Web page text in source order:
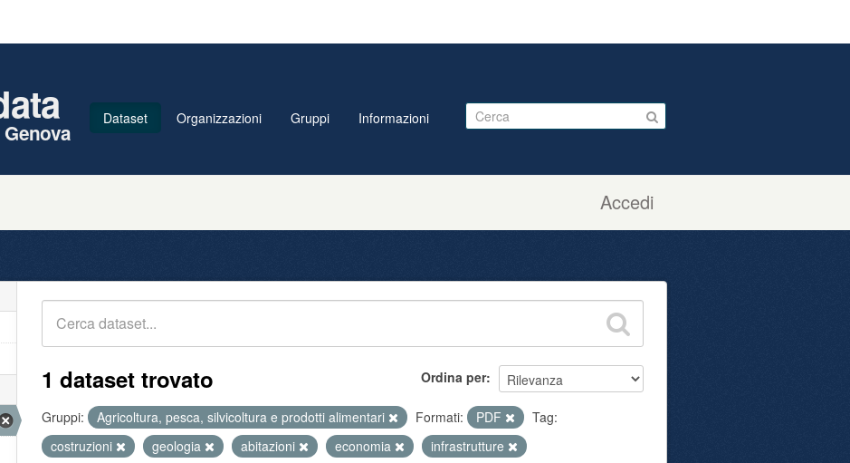
Accedi
Dataset Organizzazioni Gruppi Informazioni
Ordina per
1 dataset trovato
Gruppi: Agricoltura, pesca, silvicoltura e prodotti alimentari Formati: PDF
Tag:
costruzioni
geologia abitazioni economia infrastrutture